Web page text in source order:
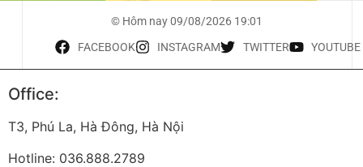
© Hôm nay 09/08/2026 19:01
FACEBOOK INSTAGRAM TWITTER YOUTUBE
Office:
T3, Phú La, Hà Đông, Hà Nội
Hotline: 036.888.2789